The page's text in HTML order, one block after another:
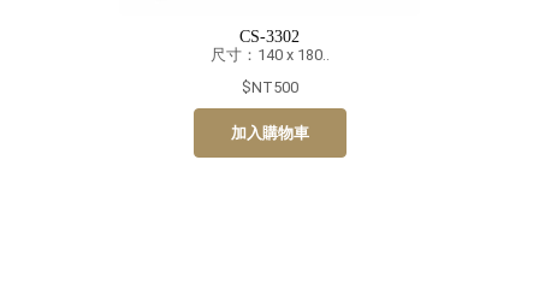
尺寸：140 x 180..
加入購物車